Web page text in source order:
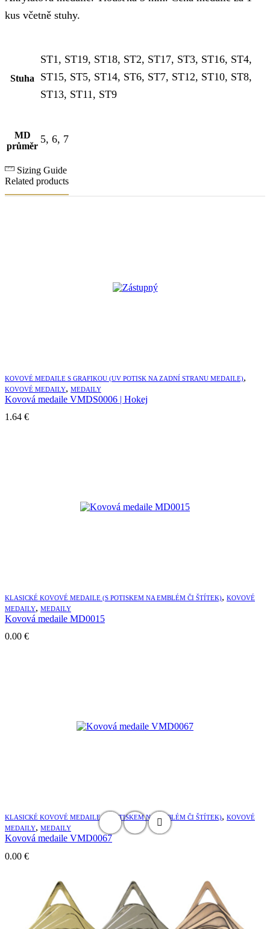
kus včetně stuhy.
Stuha
ST1, ST19, ST18, ST2, ST17, ST3, ST16, ST4,
ST15, ST5, ST14, ST6, ST7, ST12, ST10, ST8,
ST13, ST11, ST9
MD
průměr
5, 6, 7
Sizing Guide
Related products
KOVOVÉ MEDAILE S GRAFIKOU (UV POTISK NA ZADNÍ STRANU MEDAILE),
KOVOVÉ MEDAILY, MEDAILY
Kovová medaile VMDS0006 | Hokej
1.64 €
KLASICKÉ KOVOVÉ MEDAILE (S POTISKEM NA EMBLÉM ČI ŠTÍTEK), KOVOVÉ
MEDAILY, MEDAILY
Kovová medaile MD0015
0.00 €
KLASICKÉ KOVOVÉ MEDAILE (S POTISKEM NA EMBLÉM ČI ŠTÍTEK), KOVOVÉ
MEDAILY, MEDAILY
Kovová medaile VMD0067
0.00 €